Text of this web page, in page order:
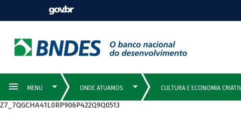
Z7_7QGCHA41L0RP906P422Q9Q0513